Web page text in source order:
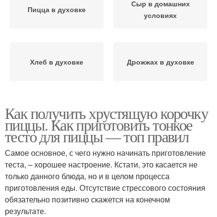
Пицца в духовке
Сыр в домашних
условиях
Хлеб в духовке Дрожжах в духовке
Как получить хрустящую корочку
пиццы. Как приготовить тонкое
тесто для пиццы — топ правил
Самое основное, с чего нужно начинать приготовление
теста, – хорошее настроение. Кстати, это касается не
только данного блюда, но и в целом процесса
приготовления еды. Отсутствие стрессового состояния
обязательно позитивно скажется на конечном
результате.